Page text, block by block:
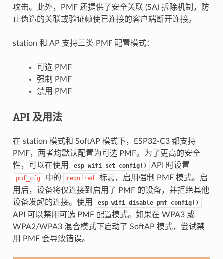
攻击。此外，PMF 还提供了安全关联 (SA) 拆除机制，防
止伪造的关联或验证帧使已连接的客户端断开连接。
station 和 AP 支持三类 PMF 配置模式：
可选 PMF
强制 PMF
禁用 PMF
API 及用法
在 station 模式和 SoftAP 模式下，ESP32-C3 都支持
PMF，两者均默认配置为可选 PMF。为了更高的安全
性，可以在使用
esp_wifi_set_config() API 时设置
pmf_cfg 中的 required
标志，启用强制 PMF 模式。启
用后，设备将仅连接到启用了 PMF 的设备，并拒绝其他
设备发起的连接。使用
esp_wifi_disable_pmf_config()
API 可以禁用可选 PMF 配置模式。如果在 WPA3 或
WPA2/WPA3 混合模式下启动了 SoftAP 模式，尝试禁
用 PMF 会导致错误。